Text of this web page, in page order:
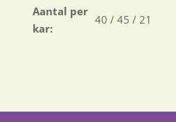
Aantal per
kar:
40 / 45 / 21